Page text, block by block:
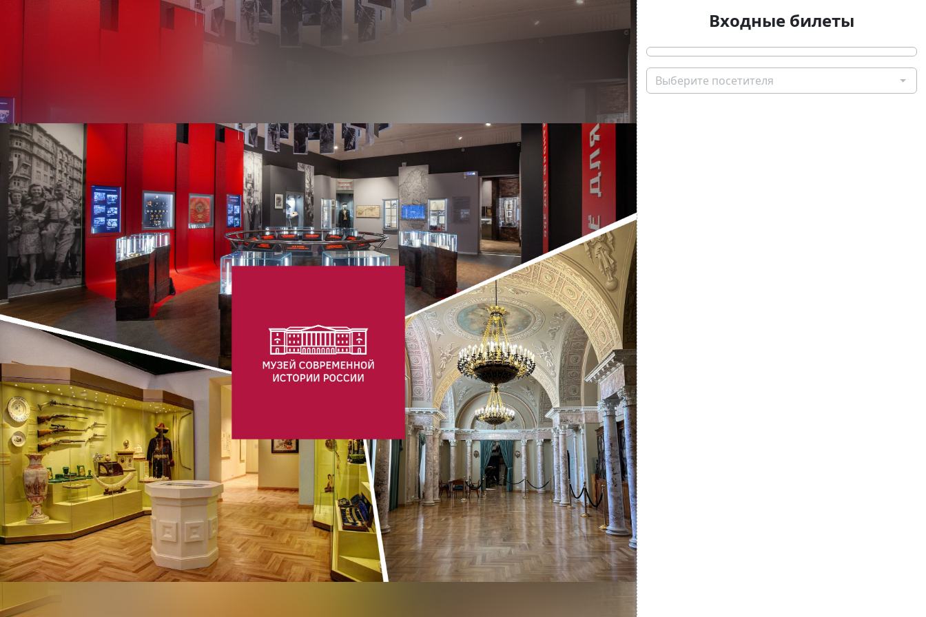
Входные билеты
Выберите посетителя